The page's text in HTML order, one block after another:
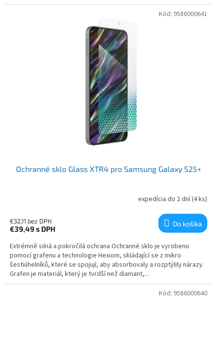
Ochranné sklo Glass XTR4 pro Samsung Galaxy S25+
expedícia do 2 dní(4 ks)
€32,11 bez DPH
€39,49 s DPH
Do košíka
Extrémně silná a pokročilá ochrana Ochranné sklo je vyrobeno
pomocí grafenu a technologie Hexiom, skládající se z mikro
šestiúhelníků, které se spojují, aby absorbovaly a rozptýlily nárazy.
Grafen je materiál, který je tvrdší než diamant,...
Kód: 9586000641
Kód: 9586000640